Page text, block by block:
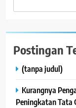
Postingan
(tanpa judul)
Kurangnya
Peningkatan Tata